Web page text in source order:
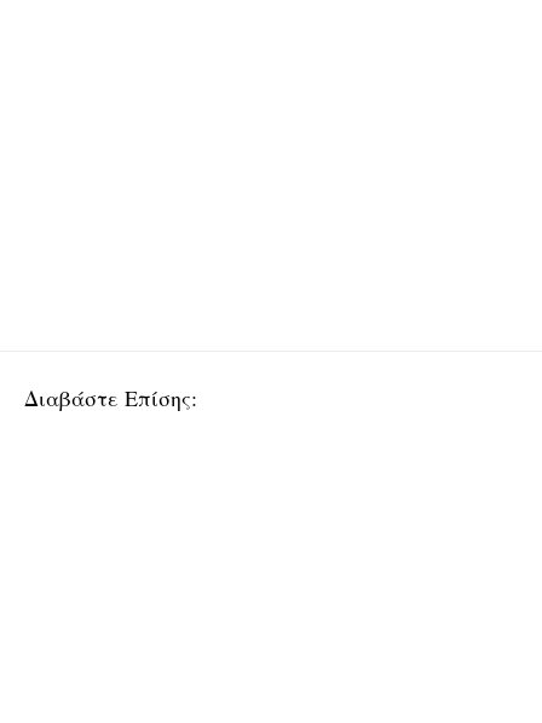
Διαβάστε Επίσης: